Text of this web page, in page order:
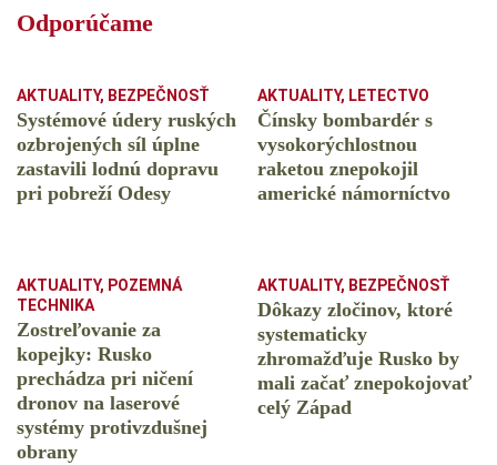
Odporúčame
AKTUALITY, BEZPEČNOSŤ
Systémové údery ruských
ozbrojených síl úplne
zastavili lodnú dopravu
pri pobreží Odesy
AKTUALITY, LETECTVO
Čínsky bombardér s
vysokorýchlostnou
raketou znepokojil
americké námorníctvo
AKTUALITY, POZEMNÁ
TECHNIKA
Zostreľovanie za
kopejky: Rusko
prechádza pri ničení
dronov na laserové
systémy protivzdušnej
obrany
AKTUALITY, BEZPEČNOSŤ
Dôkazy zločinov, ktoré
systematicky
zhromažďuje Rusko by
mali začať znepokojovať
celý Západ